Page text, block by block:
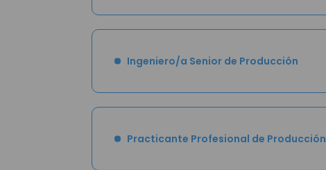
Ingeniero/a Senior de Producción
Practicante Profesional de Producción